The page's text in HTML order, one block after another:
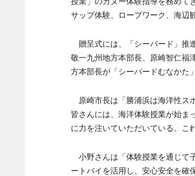
サップ体験、ロープワーク、海辺
贈呈式には、「シーバード」推
敬一九州地方本部長、原崎智仁福
方本部長が「シーバードむなかた
原崎市長は「勝浦浜は海洋性ス
皆さんには、海洋体験授業が始ま
に力を注いていただいている。こ
小野さんは「体験授業を通じて
ートバイを活用し、安心安全を確